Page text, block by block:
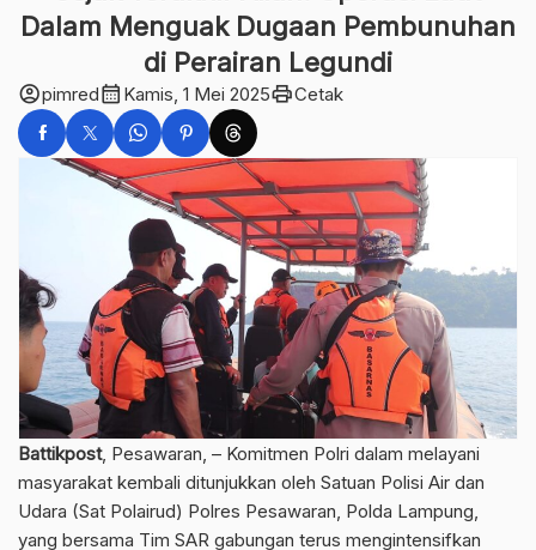
Dalam Menguak Dugaan Pembunuhan
di Perairan Legundi
account_circlepimredcalendar_month Kamis, 1 Mei 2025printCetak
Battikpost, Pesawaran, – Komitmen Polri dalam melayani
masyarakat kembali ditunjukkan oleh Satuan Polisi Air dan
Udara (Sat Polairud) Polres Pesawaran, Polda Lampung,
yang bersama Tim SAR gabungan terus mengintensifkan